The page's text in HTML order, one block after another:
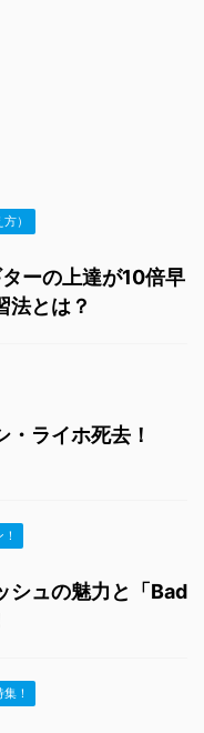
）
ーの上達が10倍早
法とは？
・ライホ死去！
シュの魅力と「Bad
！